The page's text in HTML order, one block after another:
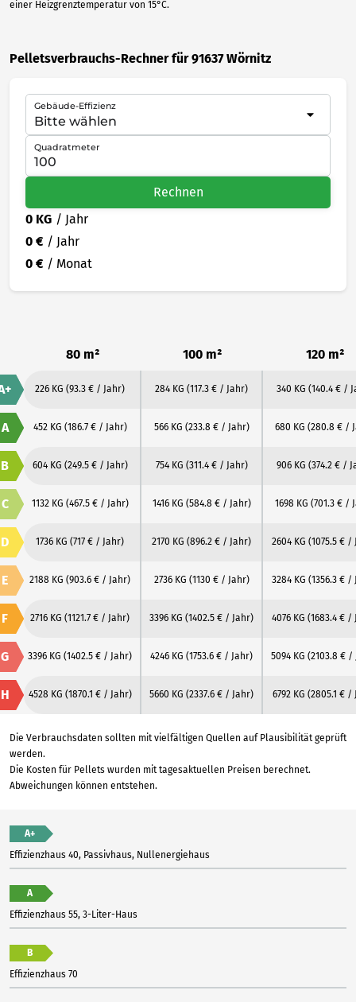
einer Heizgrenztemperatur von 15°C.
Pelletsverbrauchs-Rechner für 91637 Wörnitz
Gebäude-Effizienz
Quadratmeter
Rechnen
0 KG / Jahr
0 € / Jahr
0 € / Monat
80 m² 100 m² 120 m²
226 KG (93.3 € / Jahr) 284 KG (117.3 € / Jahr) 340 KG (140.4 € /
A 452 KG (186.7 € / Jahr) 566 KG (233.8 € / Jahr) 680 KG (280.8 € /
B 604 KG (249.5 € / Jahr) 754 KG (311.4 € / Jahr) 906 KG (374.2 € /
C 1132 KG (467.5 € / Jahr) 1416 KG (584.8 € / Jahr) 1698 KG (701.3 € /
D 1736 KG (717 € / Jahr) 2170 KG (896.2 € / Jahr) 2604 KG (1075.5 € /
E 2188 KG (903.6 € / Jahr) 2736 KG (1130 € / Jahr) 3284 KG (1356.3 € /
F 2716 KG (1121.7 € / Jahr) 3396 KG (1402.5 € / Jahr) 4076 KG (1683.4 € /
G 3396 KG (1402.5 € / Jahr) 4246 KG (1753.6 € / Jahr) 5094 KG (2103.8 € /
H 4528 KG (1870.1 € / Jahr) 5660 KG (2337.6 € / Jahr) 6792 KG (2805.1 € /
Die Verbrauchsdaten sollten mit vielfältigen Quellen auf Plausibilität geprüft
werden.
Die Kosten für Pellets wurden mit tagesaktuellen Preisen berechnet.
Abweichungen können entstehen.
A+
Effizienzhaus 40, Passivhaus, Nullenergiehaus
A
Effizienzhaus 55, 3-Liter-Haus
B
Effizienzhaus 70